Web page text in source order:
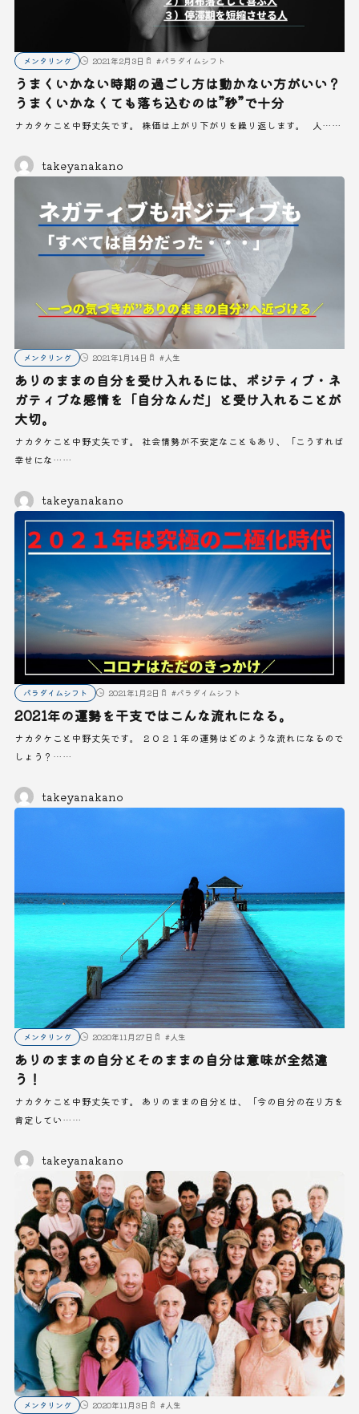
メンタリング 2021年2月3日 #パラダイムシフト
うまくいかない時期の過ごし方は動かない方がいい？
うまくいかなくても落ち込むのは”秒”で十分
ナカタケこと中野丈矢です。 株価は上がり下がりを繰り返します。 人……
takeyanakano
メンタリング 2021年1月14日 #人生
ありのままの自分を受け入れるには、ポジティブ・ネ
ガティブな感情を「自分なんだ」と受け入れることが
大切。
ナカタケこと中野丈矢です。 社会情勢が不安定なこともあり、「こうすれば
幸せにな……
takeyanakano
パラダイムシフト 2021年1月2日 #パラダイムシフト
2021年の運勢を干支ではこんな流れになる。
ナカタケこと中野丈矢です。 ２０２１年の運勢はどのような流れになるので
しょう？……
takeyanakano
メンタリング 2020年11月27日 #人生
ありのままの自分とそのままの自分は意味が全然違
う！
ナカタケこと中野丈矢です。 ありのままの自分とは、「今の自分の在り方を
肯定してい……
takeyanakano
メンタリング 2020年11月3日 #人生